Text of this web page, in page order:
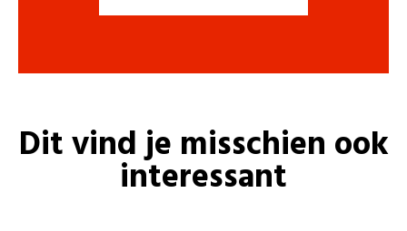
Dit vind je misschien ook
interessant